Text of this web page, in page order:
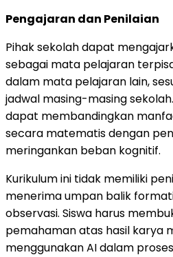
Pengajaran dan Penilaian
Pihak sekolah dapat
sebagai mata pelajaran
dalam mata pelajaran lain,
jadwal masing-masing
dapat membandingkan
secara matematis dengan
meringankan beban kognitif.
Kurikulum ini tidak memiliki
menerima umpan balik
observasi. Siswa harus
pemahaman atas hasil karya
menggunakan AI dalam